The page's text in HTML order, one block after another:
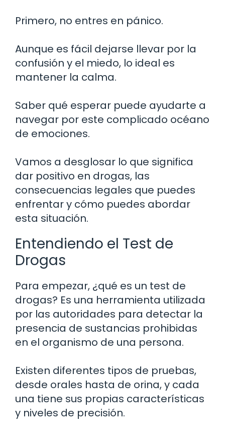
Primero, no entres en pánico.
Aunque es fácil dejarse llevar por la
confusión y el miedo, lo ideal es
mantener la calma.
Saber qué esperar puede ayudarte a
navegar por este complicado océano
de emociones.
Vamos a desglosar lo que significa
dar positivo en drogas, las
consecuencias legales que puedes
enfrentar y cómo puedes abordar
esta situación.
Entendiendo el Test de
Drogas
Para empezar, ¿qué es un test de
drogas? Es una herramienta utilizada
por las autoridades para detectar la
presencia de sustancias prohibidas
en el organismo de una persona.
Existen diferentes tipos de pruebas,
desde orales hasta de orina, y cada
una tiene sus propias características
y niveles de precisión.